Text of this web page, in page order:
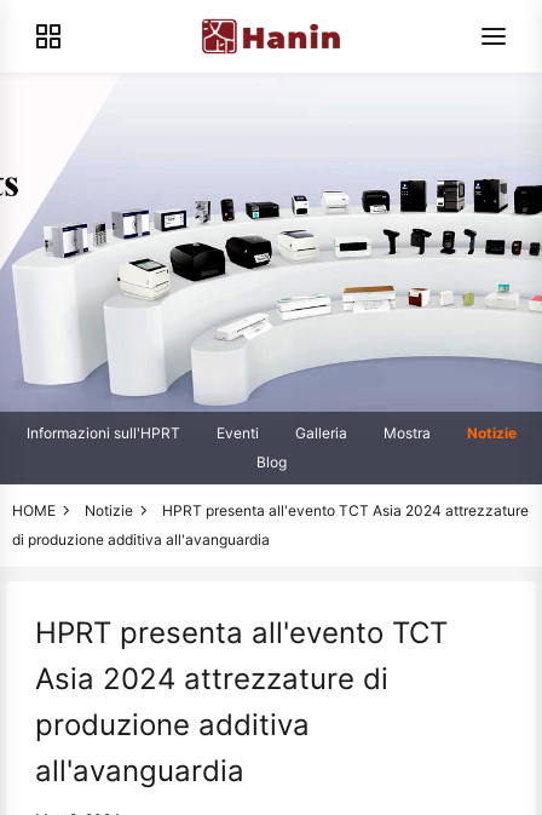
Informazioni sull'HPRT Eventi Galleria Mostra
Notizie
Blog
HOME Notizie
HPRT presenta all'evento TCT Asia 2024 attrezzature
di produzione additiva all'avanguardia
HPRT presenta all'evento TCT
Asia 2024 attrezzature di
produzione additiva
all'avanguardia